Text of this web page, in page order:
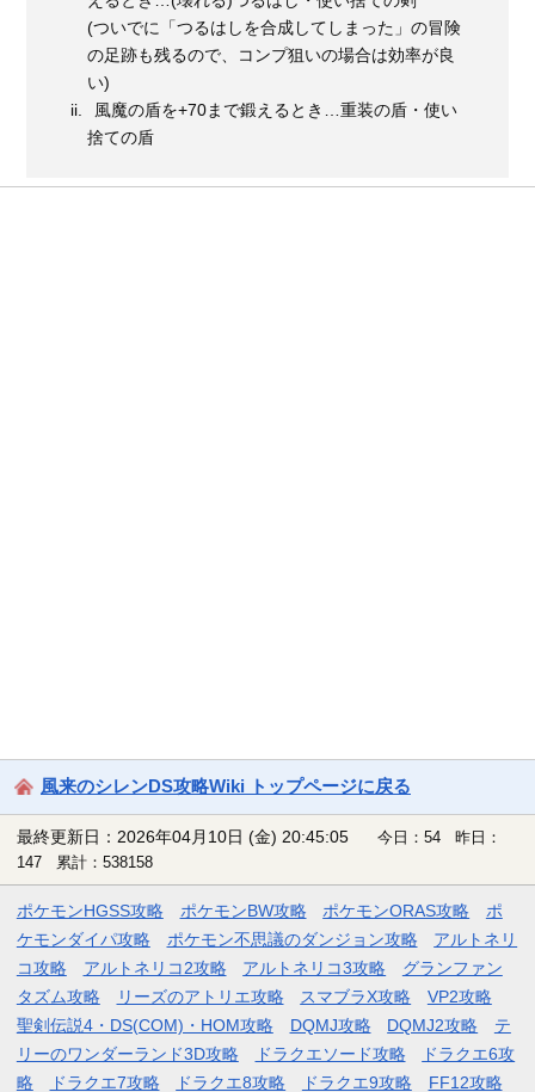
(ついでに「つるはしを合成してしまった」の冒険
の足跡も残るので、コンプ狙いの場合は効率が良
い)
風魔の盾を+70まで鍛えるとき…重装の盾・使い
捨ての盾
風来のシレンDS攻略Wiki トップページに戻る
最終更新日：2026年04月10日 (金) 20:45:05
今日：54 昨日：
147 累計：538158
ポケモンHGSS攻略 ポケモンBW攻略 ポケモンORAS攻略
ポ
ケモンダイパ攻略
ポケモン不思議のダンジョン攻略
アルトネリ
コ攻略
アルトネリコ2攻略 アルトネリコ3攻略
グランファン
タズム攻略
リーズのアトリエ攻略 スマブラX攻略
VP2攻略
聖剣伝説4・DS(COM)・HOM攻略
DQMJ攻略 DQMJ2攻略
テ
リーのワンダーランド3D攻略
ドラクエソード攻略
ドラクエ6攻
略
ドラクエ7攻略 ドラクエ8攻略 ドラクエ9攻略 FF12攻略